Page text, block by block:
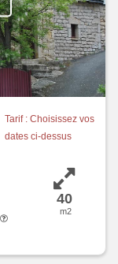
Tarif : Choisissez vos
dates ci-dessus
40
m2